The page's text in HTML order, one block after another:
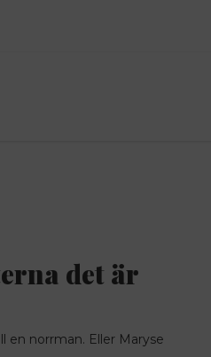
det är
en norrman. Eller Maryse